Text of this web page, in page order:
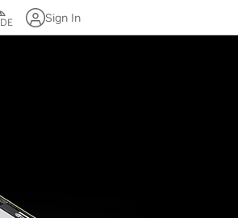
DE Sign In